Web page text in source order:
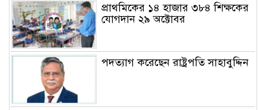
প্রাথমিকের ১৪ হাজার ৩৮৪ শিক্ষকের
যোগদান ২৯ অক্টোবর
পদত্যাগ করেছেন রাষ্ট্রপতি সাহাবুদ্দিন